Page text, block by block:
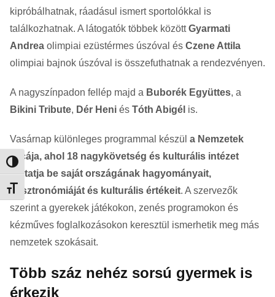
Nagy kontraszt váltása
Betűméret váltása
kipróbálhatnak, ráadásul ismert sportolókkal is
találkozhatnak. A látogatók többek közöttGyarmati
Andrea olimpiai ezüstérmes úszóval és Czene Attila
olimpiai bajnok úszóval is összefuthatnak a rendezvényen.
A nagyszínpadon fellép majd a Buborék Együttes, a
Bikini Tribute, Dér Heni és Tóth Abigél is.
Vasárnap különleges programmal készül a Nemzetek
Utcája, ahol 18 nagykövetség és kulturális intézet
mutatja be saját országának hagyományait,
gasztronómiáját és kulturális értékeit. A szervezők
szerint a gyerekek játékokon, zenés programokon és
kézműves foglalkozásokon keresztül ismerhetik meg más
nemzetek szokásait.
Több száz nehéz sorsú gyermek is
érkezik